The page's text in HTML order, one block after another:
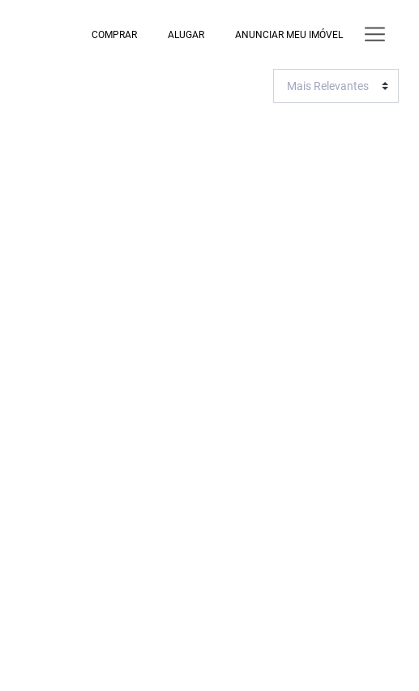
COMPRAR ALUGAR ANUNCIAR MEU IMÓVEL